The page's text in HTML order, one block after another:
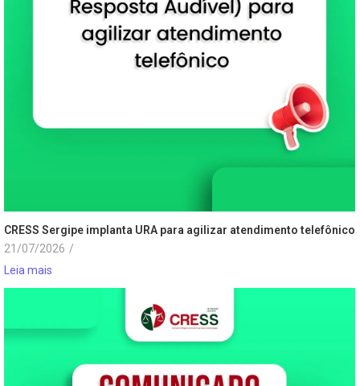
CRESS Sergipe implanta URA para agilizar atendimento telefônico
21/07/2026 /
Leia mais